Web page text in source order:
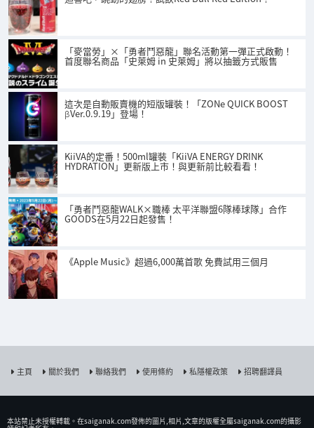
「麥當勞」×「勇者鬥惡龍」聯名活動第一彈正式啟動！
首度聯名商品「史萊姆 in 史萊姆」將以抽籤方式販售
這次是自動販賣機的短版罐裝！「ZONe QUICK BOOST
βVer.0.9.19」登場！
KiiVA的定番！500ml罐裝「KiiVA ENERGY DRINK
HYDRATION」更新版上市！與更新前比較看看！
「勇者鬥惡龍WALK×職棒 太平洋聯盟6隊棒球隊」合作
GOODS在5月22日起發售！
《Apple Music》超過6,000萬首歌 免費試用三個月
主頁 關於我們 聯絡我們 使用條約 私隱權政策 招聘翻譯員
本站禁止未授權𨍭載。在saiganak.com發佈的圖片,相片,文章的版權全屬saiganak.com的攝影